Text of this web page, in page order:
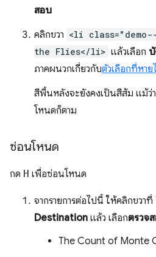
สอบ
คลิกขวา <li
the Flies</li> แล้วเลือก
ภาคผนวกเกี่ยวกับตัวเลือกที่หาย
สีพื้นหลังจะยังคงเป็นสีส้ม แม้ว่
โหนดก็ตาม
ซ่อนโหนด
กด H เพื่อซ่อนโหนด
จากรายการต่อไปนี้ ให้คลิกขวาที่
Destination แล้ว เลือกตรวจ
The Count of Monte